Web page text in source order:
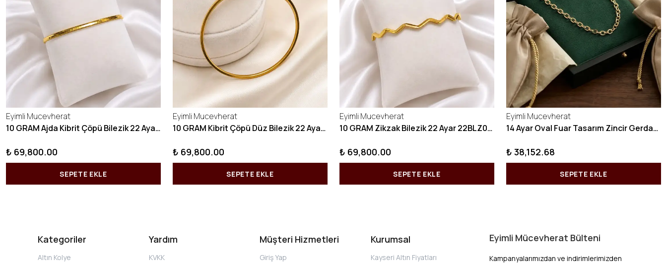
Eyimli Mucevherat
10 GRAM Ajda Kibrit Çöpü Bilezik 22 Ayar 22BLZ003
₺ 69,800.00
SEPETE EKLE
Eyimli Mucevherat
10 GRAM Kibrit Çöpü Düz Bilezik 22 Ayar 22BLZ001
₺ 69,800.00
SEPETE EKLE
Eyimli Mucevherat
10 GRAM Zikzak Bilezik 22 Ayar 22BLZ004
₺ 69,800.00
SEPETE EKLE
Eyimli Mucevherat
14 Ayar Oval Fuar Tasarım Zincir Gerdanlık KY1071
₺ 38,152.68
SEPETE EKLE
Kategoriler
Altın Kolye
Yardım
KVKK
Müşteri Hizmetleri
Giriş Yap
Kurumsal
Kayseri Altın Fiyatları
Eyimli Mücevherat Bülteni
Kampanyalarımızdan ve indirimlerimizden